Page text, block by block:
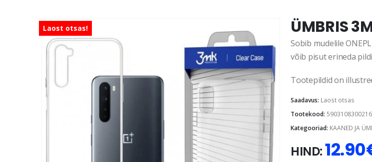
Laost otsas! ÜMBRIS
Sobib mudelile
võib pisut erineda
Tootepildid on
Saadavus: Laost otsas
Tootekood: 5903108300216
Kategooriad: KAANED JA
HIND:12.90